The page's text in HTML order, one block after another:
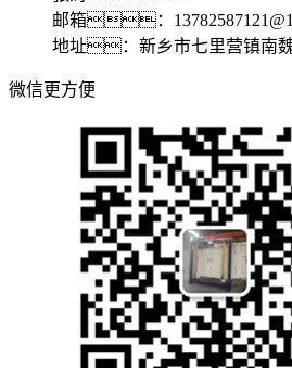
邮箱：
地址：新乡市七里营镇南
微信更方便